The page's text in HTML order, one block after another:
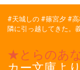
#天城しの #篠宮夕 #高
隣に引っ越してきた。
★とらのあ